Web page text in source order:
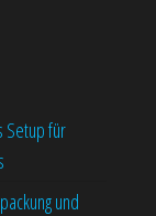
Setup für
und